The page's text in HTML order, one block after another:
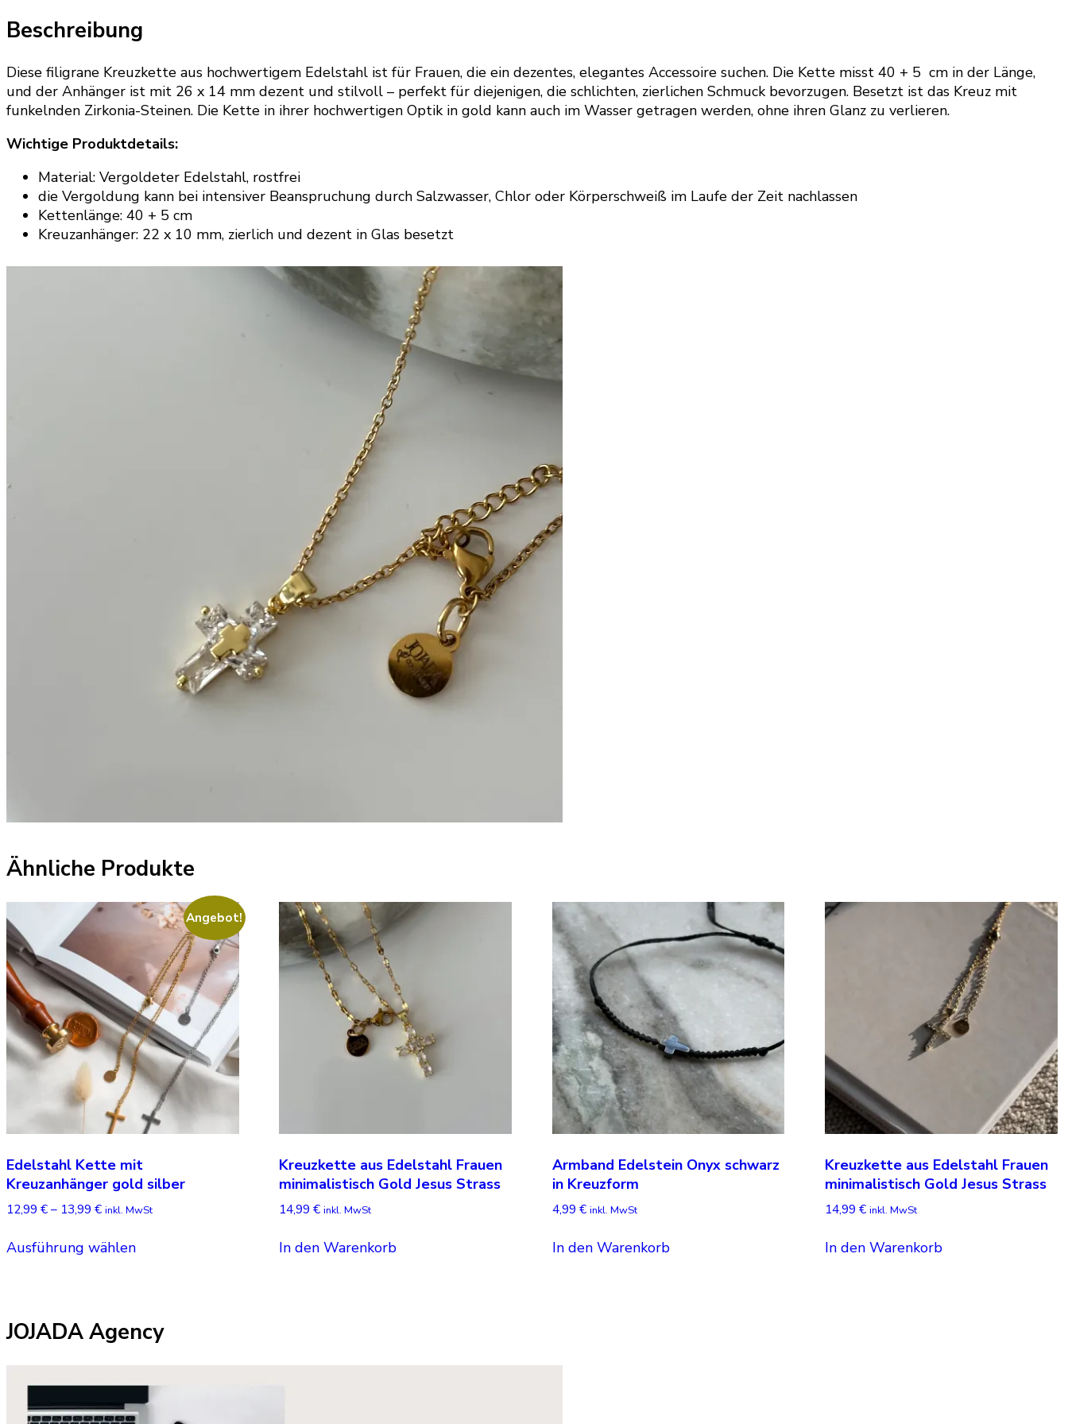
Beschreibung
Diese filigrane Kreuzkette aus hochwertigem Edelstahl ist für Frauen, die ein dezentes, elegantes Accessoire suchen. Die Kette misst 40 + 5 cm in der Länge,
und der Anhänger ist mit 26 x 14 mm dezent und stilvoll – perfekt für diejenigen, die schlichten, zierlichen Schmuck bevorzugen. Besetzt ist das Kreuz mit
funkelnden Zirkonia-Steinen. Die Kette in ihrer hochwertigen Optik in gold kann auch im Wasser getragen werden, ohne ihren Glanz zu verlieren.
Wichtige Produktdetails:
Material: Vergoldeter Edelstahl, rostfrei
die Vergoldung kann bei intensiver Beanspruchung durch Salzwasser, Chlor oder Körperschweiß im Laufe der Zeit nachlassen
Kettenlänge: 40 + 5 cm
Kreuzanhänger: 22 x 10 mm, zierlich und dezent in Glas besetzt
Ähnliche Produkte
Angebot!
Edelstahl Kette mit
Kreuzanhänger gold silber
12,99 €– 13,99 €Preisspanne:
bis
inkl. MwSt
Ausführung wählenProdukt
auf.
Die
Optionen
können
auf
Kreuzkette aus Edelstahl Frauen
minimalistisch Gold Jesus Strass
14,99€ inkl. MwSt
In den Warenkorb
Armband Edelstein Onyx schwarz
in Kreuzform
4,99 € inkl. MwSt
In den Warenkorb
Kreuzkette aus Edelstahl Frauen
minimalistisch Gold Jesus Strass
14,99 € inkl. MwSt
In den Warenkorb
JOJADA Agency